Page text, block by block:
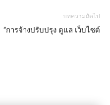
บทความถัดไป
“การจ้างปรับปรุง ดูแล เว็บไซต์